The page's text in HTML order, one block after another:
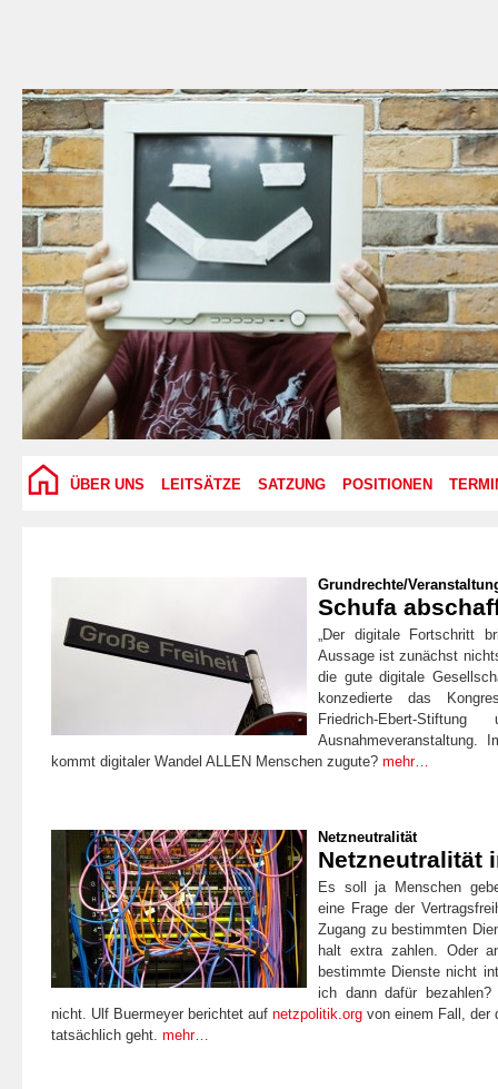
ÜBER UNS LEITSÄTZE SATZUNG POSITIONEN
Grundrechte/
Schufa
„Der digitale Fortschritt
Aussage ist zunächst
die gute digitale
konzedierte das
Friedrich-Ebert-
Ausnahmeveranstaltung.
kommt digitaler Wandel ALLEN Menschen zugute? mehr…
Netzneutralität
Netzneutralität
Es soll ja Menschen
eine Frage der
Zugang zu bestimmten
halt extra zahlen. Oder
bestimmte Dienste nicht
ich dann dafür
nicht. Ulf Buermeyer berichtet auf netzpolitik.org von einem Fall, der
tatsächlich geht. mehr…